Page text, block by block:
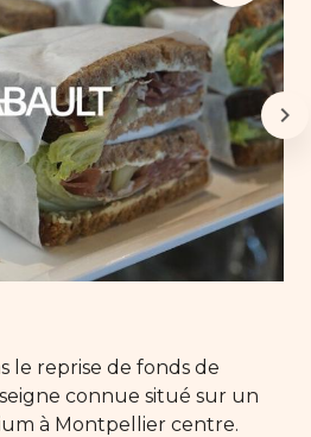
le reprise de fonds de
connue situé sur un
à Montpellier centre.